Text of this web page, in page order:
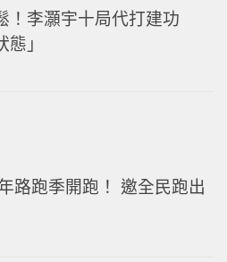
！李灝宇十局代打建功
」
路跑季開跑！ 邀全民跑出